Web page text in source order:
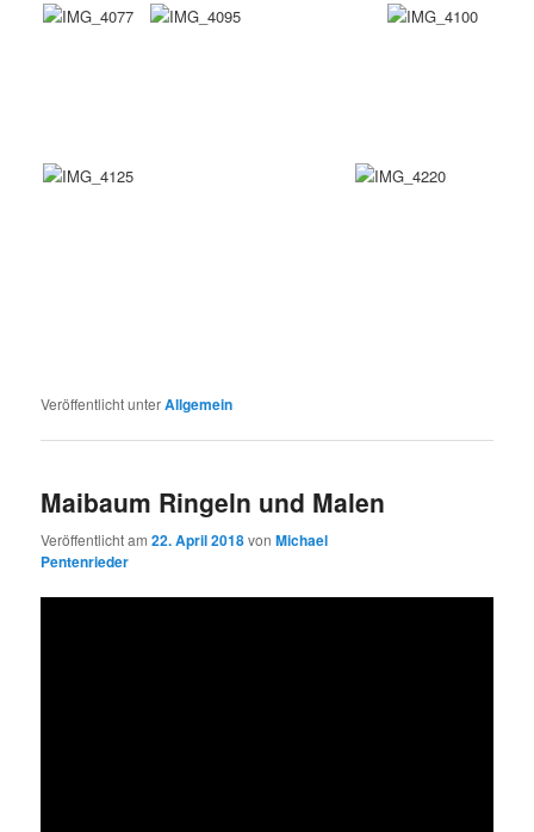
Veröffentlicht unterAllgemein
Maibaum Ringeln und Malen
Veröffentlicht am22. April 2018vonMichael
Pentenrieder